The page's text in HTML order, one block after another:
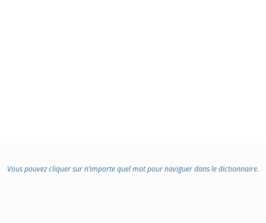
Vous pouvez cliquer sur n’importe quel mot pour naviguer dans le dictionnaire.